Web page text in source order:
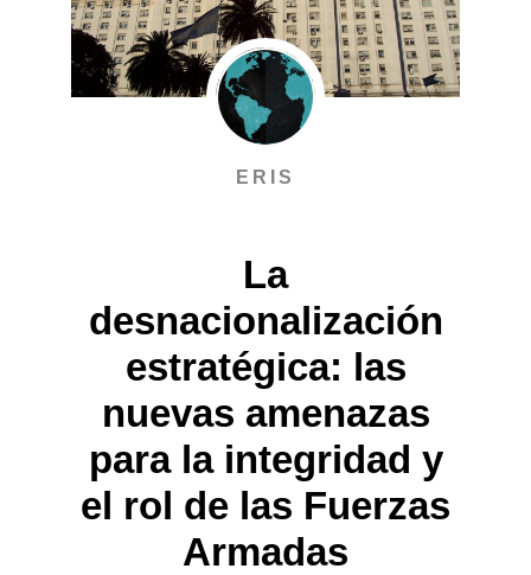
ERIS
La
desnacionalización
estratégica: las
nuevas amenazas
para la integridad y
el rol de las Fuerzas
Armadas